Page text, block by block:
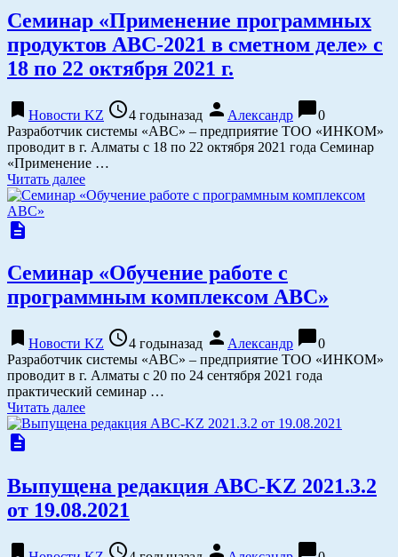
Семинар «Применение программных
продуктов АВС-2021 в сметном деле» с
18 по 22 октября 2021 г.
bookmark Новости KZ access_time4 годыназад person Александр chat_bubble0
Разработчик системы «АВС» – предприятие ТОО «ИНКОМ»
проводит в г. Алматы с 18 по 22 октября 2021 года Семинар
«Применение …
Читать далее
description
Семинар «Обучение работе с
программным комплексом АВС»
bookmark Новости KZ access_time4 годыназад person Александр chat_bubble0
Разработчик системы «АВС» – предприятие ТОО «ИНКОМ»
проводит в г. Алматы с 20 по 24 сентября 2021 года
практический семинар …
Читать далее
description
Выпущена редакция АВС-KZ 2021.3.2
от 19.08.2021
bookmark access_time person chat_bubble